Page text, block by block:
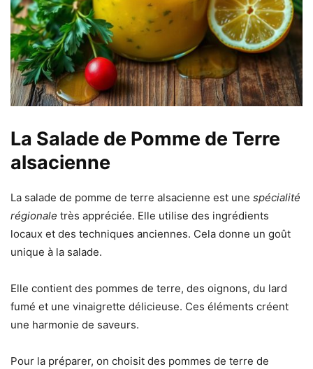
La Salade de Pomme de Terre
alsacienne
La salade de pomme de terre alsacienne est une spécialité
régionale très appréciée. Elle utilise des ingrédients
locaux et des techniques anciennes. Cela donne un goût
unique à la salade.
Elle contient des pommes de terre, des oignons, du lard
fumé et une vinaigrette délicieuse. Ces éléments créent
une harmonie de saveurs.
Pour la préparer, on choisit des pommes de terre de